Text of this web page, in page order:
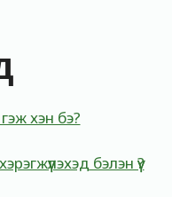
хэн бэ?
бэлэн үү?